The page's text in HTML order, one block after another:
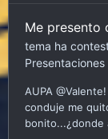
Me presento
tema ha
Presentaciones
AUPA
conduje me
bonito...¿donde